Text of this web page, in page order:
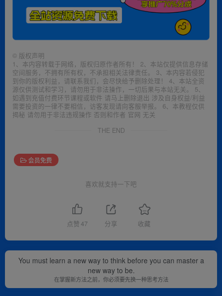
© 版权声明
1、本内容转载于网络，版权归原作者所有！ 2、本站仅提供信息存储
空间服务，不拥有所有权，不承担相关法律责任。 3、本内容若侵犯
到你的版权利益，请联系我们，会尽快给予删除处理！ 4、本站全资
源仅供测试和学习，请勿用于非法操作，一切后果与本站无关。 5、
如遇到充值付费环节课程或软件 请马上删除退出 涉及自身权益/利益
需要投资的一律不要相信，访客发现请向客服举报。 6、本教程仅供
揭秘 请勿用于非法违规操作 否则和作者 官网 无关
THE END
会员免费
喜欢就支持一下吧
点赞47 分享 收藏
You must learn a new way to think before you can master a
new way to be.
在掌握新方法之前，你必须要先换一种思考方法